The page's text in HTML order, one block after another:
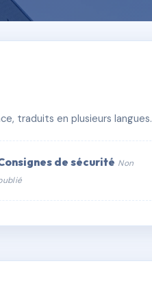
traduits en plusieurs langues.
de sécurité Non